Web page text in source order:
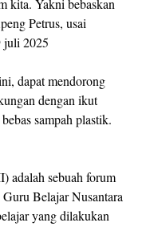
kita. Yakni bebaskan
Petrus, usai
juli 2025
dapat mendorong
dengan ikut
sampah plastik.
adalah sebuah forum
Belajar Nusantara
yang dilakukan